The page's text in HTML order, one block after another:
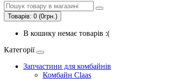
Товарів: 0 (0грн.)
В кошику немає товарів :(
Категорії
Запчастини для комбайнів
Комбайн Claas